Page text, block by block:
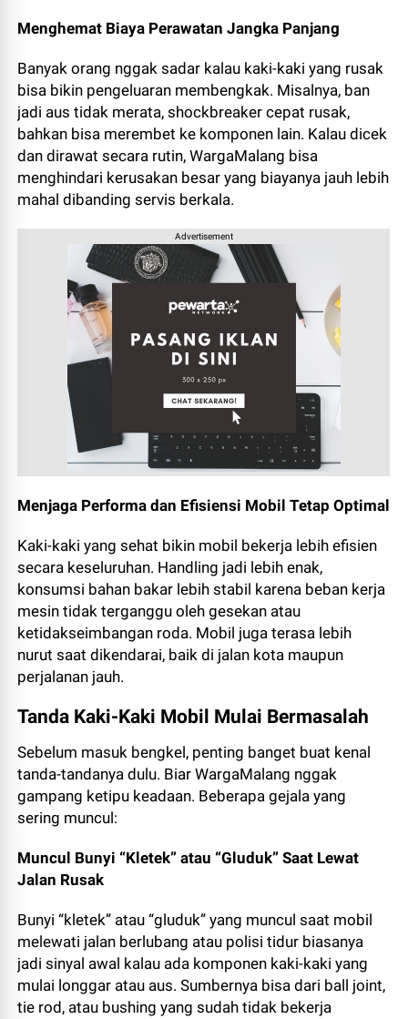
Menghemat Biaya Perawatan Jangka Panjang
Banyak orang nggak sadar kalau kaki-kaki yang rusak
bisa bikin pengeluaran membengkak. Misalnya, ban
jadi aus tidak merata, shockbreaker cepat rusak,
bahkan bisa merembet ke komponen lain. Kalau dicek
dan dirawat secara rutin, WargaMalang bisa
menghindari kerusakan besar yang biayanya jauh lebih
mahal dibanding servis berkala.
Advertisement
Menjaga Performa dan Efisiensi Mobil Tetap Optimal
Kaki-kaki yang sehat bikin mobil bekerja lebih efisien
secara keseluruhan. Handling jadi lebih enak,
konsumsi bahan bakar lebih stabil karena beban kerja
mesin tidak terganggu oleh gesekan atau
ketidakseimbangan roda. Mobil juga terasa lebih
nurut saat dikendarai, baik di jalan kota maupun
perjalanan jauh.
Tanda Kaki-Kaki Mobil Mulai Bermasalah
Sebelum masuk bengkel, penting banget buat kenal
tanda-tandanya dulu. Biar WargaMalang nggak
gampang ketipu keadaan. Beberapa gejala yang
sering muncul:
Muncul Bunyi “Kletek” atau “Gluduk” Saat Lewat
Jalan Rusak
Bunyi “kletek” atau “gluduk” yang muncul saat mobil
melewati jalan berlubang atau polisi tidur biasanya
jadi sinyal awal kalau ada komponen kaki-kaki yang
mulai longgar atau aus. Sumbernya bisa dari ball joint,
tie rod, atau bushing yang sudah tidak bekerja